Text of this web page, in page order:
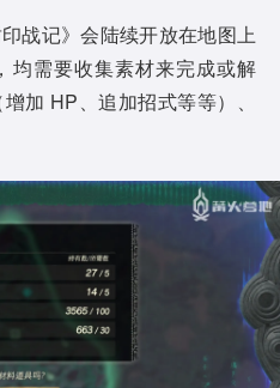
战记》会陆续开放在地图上
均需要收集素材来完成或解
加 HP、追加招式等等）、